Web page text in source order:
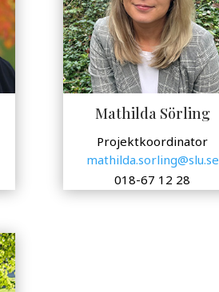
Mathilda Sörling
Projektkoordinator
mathilda.sorling@slu.se
018-67 12 28